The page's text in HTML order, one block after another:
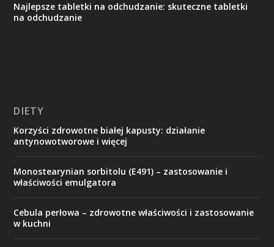
Najlepsze tabletki na odchudzanie: skuteczne tabletki
na odchudzanie
DIETY
Korzyści zdrowotne białej kapusty: działanie
antynowotworowe i więcej
Monostearynian sorbitolu (E491) – zastosowanie i
właściwości emulgatora
Cebula perłowa – zdrowotne właściwości i zastosowanie
w kuchni